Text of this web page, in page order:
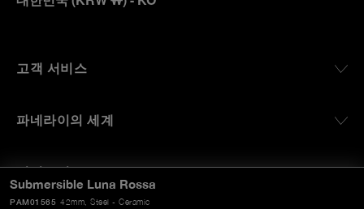
Submersible Luna Rossa
42mm , Steel - Ceramic
PAM01565
고객 서비스
파네라이의 세계
법적고지